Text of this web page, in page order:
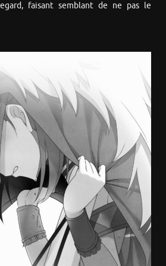
faisant semblant de ne pas le